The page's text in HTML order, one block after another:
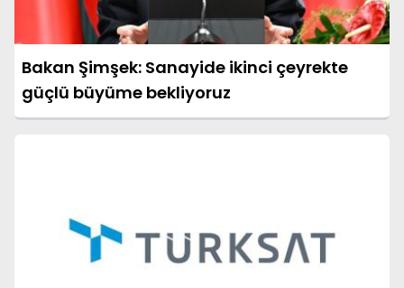
Bakan Şimşek: Sanayide ikinci çeyrekte
güçlü büyüme bekliyoruz